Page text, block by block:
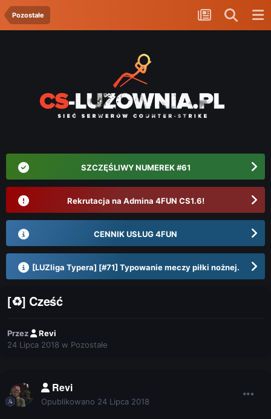
Pozostałe
SZCZĘŚLIWY NUMEREK #61
Rekrutacja na Admina 4FUN CS1.6!
CENNIK USŁUG 4FUN
[LUZliga Typera] [#71] Typowanie meczy piłki nożnej.
[♻] Cześć
Przez
Revi
24 Lipca 2018 w Pozostałe
Revi
Opublikowano 24 Lipca 2018